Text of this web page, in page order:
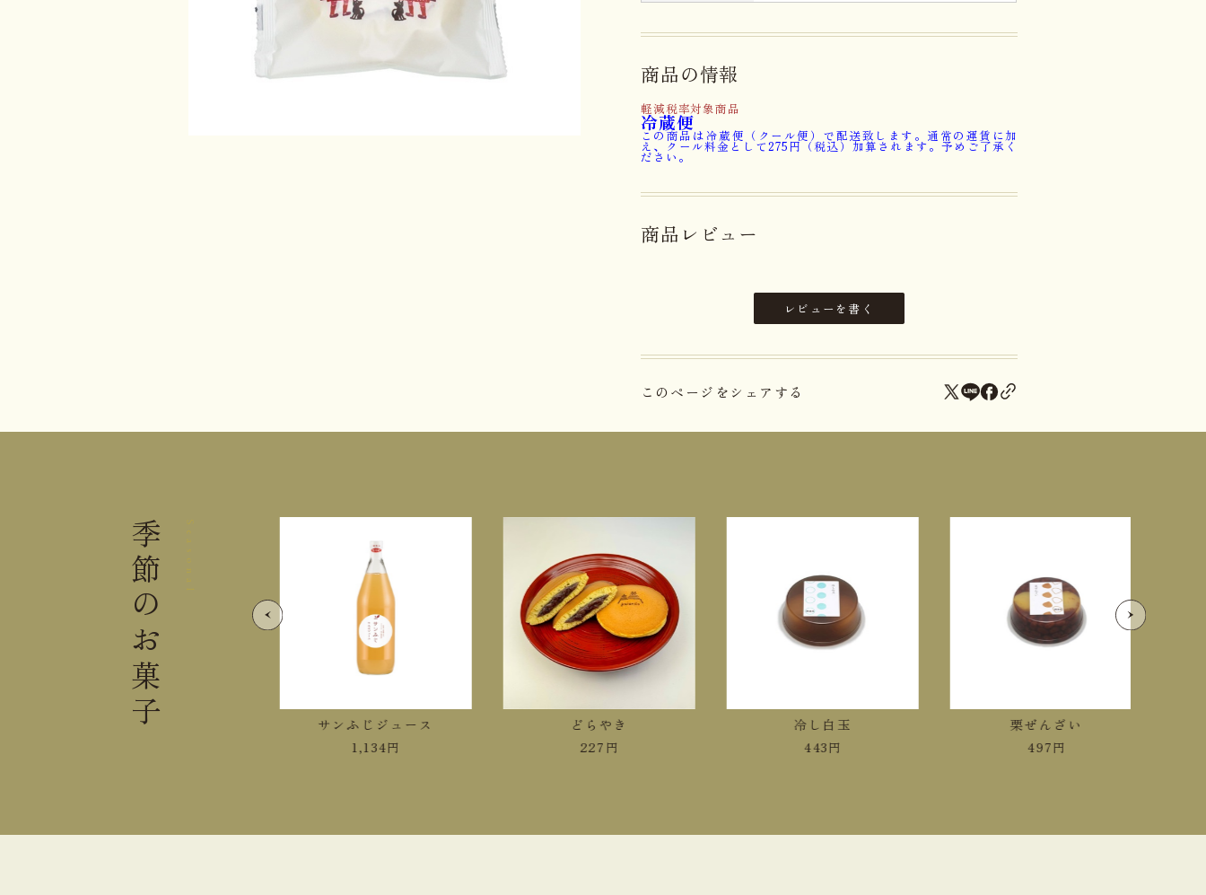
商品の情報
軽減税率対象商品
冷蔵便
この商品は冷蔵便（クール便）で配送致します。通常の運賃に加
え、クール料金として275円（税込）加算されます。予めご了承く
ださい。
商品レビュー
レビューを書く
このページをシェアする
Seasonal
季節の
お菓子
紅玉ジュース サンふじジュース
1,134円
どらやき
227円
冷し白玉
443円
栗ぜんざい
497円